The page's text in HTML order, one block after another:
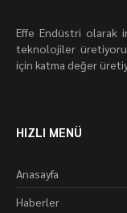
Effe Endüstri olarak
teknolojiler
için katma değer
HIZLI MENÜ
Anasayfa
Haberler